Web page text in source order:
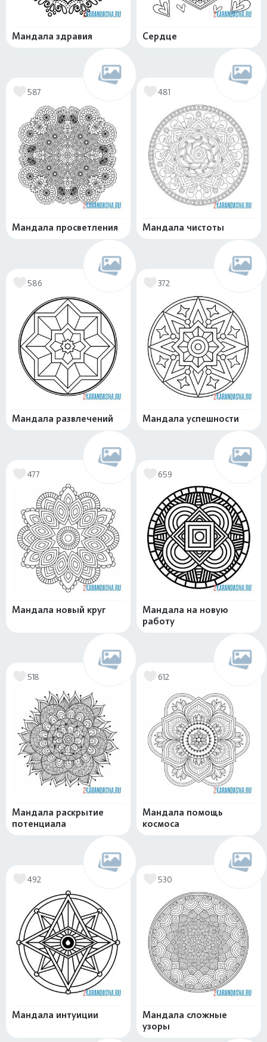
Мандала здравия Сердце
587
Мандала просветления
481
Мандала чистоты
586
Мандала развлечений
372
Мандала успешности
477
Мандала новый круг
659
Мандала на новую
работу
518
Мандала раскрытие
потенциала
612
Мандала помощь
космоса
492
Мандала интуиции
530
Мандала сложные
узоры